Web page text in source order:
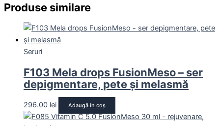
Produse similare
Seruri
F103 Mela drops FusionMeso – ser
depigmentare, pete și melasmă
296.00 lei Adaugă în coș